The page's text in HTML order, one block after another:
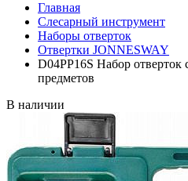
Главная
Слесарный инструмент
Наборы отверток
Отвертки JONNESWAY
D04PP16S Набор
предметов
В наличии